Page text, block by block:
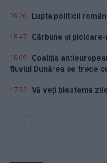
20.26 Lupta politicii
18.47 Cărbune și
18.09
Coaliția
fluviul Dunărea se trece
17.32 Vă veți blestema